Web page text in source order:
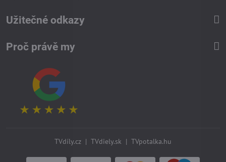
Užitečné odkazy
Proč právě my
TVdíly.cz | TVdiely.sk | TVpotalka.hu